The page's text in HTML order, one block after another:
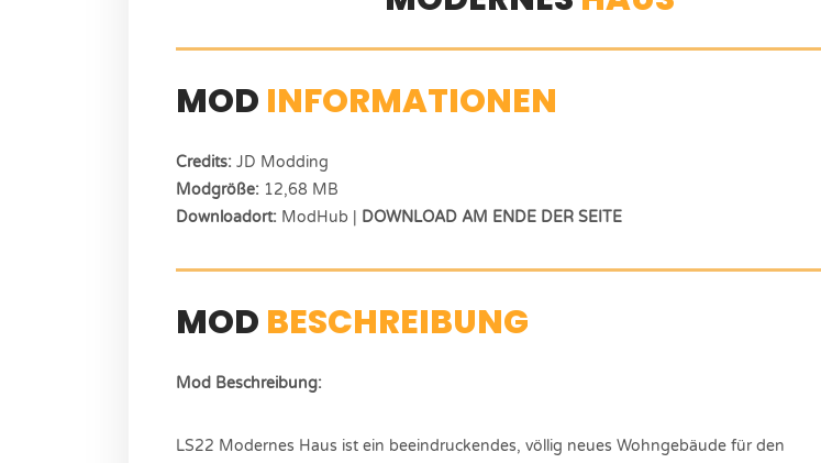
MOD INFORMATIONEN
Credits: JD Modding
Modgröße: 12,68 MB
Downloadort: ModHub | DOWNLOAD AM ENDE DER SEITE
MOD BESCHREIBUNG
Mod Beschreibung:
LS22 Modernes Haus ist ein beeindruckendes, völlig neues Wohngebäude für den